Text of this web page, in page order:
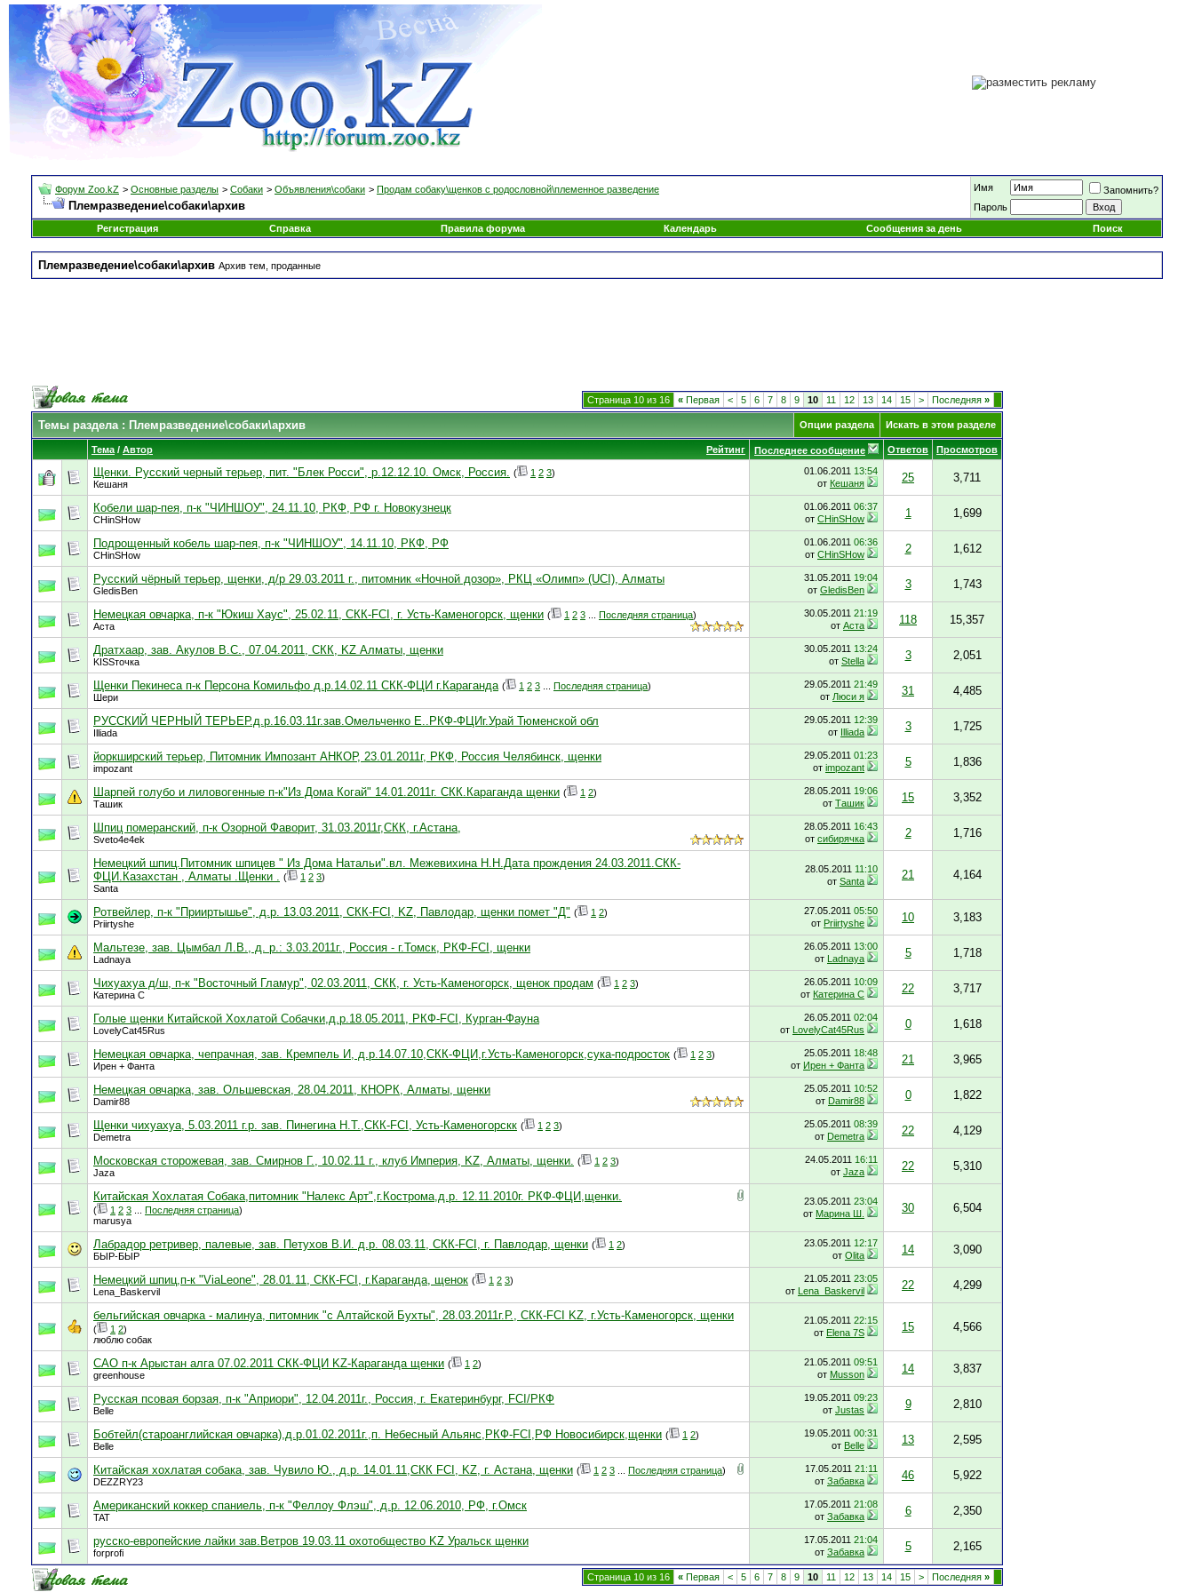
Форум Zoo.kZ > Основные разделы > Собаки > Объявления\собаки > Продам собаку\щенков с родословной\племенное разведение
Племразведение\собаки\архив
Имя
Запомнить?
Пароль
Регистрация
Справка Правила форума Календарь Сообщения за день Поиск
Племразведение\собаки\архив Архив тем, проданные
Страница 10 из 16 « Первая < 5 6 7 8 9 10 11 12 13 14 15 > Последняя »
Темы раздела: Племразведение\собаки\архив Опции раздела Искать в этом разделе
Рейтинг
Тема / Автор Последнее сообщение Ответов Просмотров
Щенки. Русский черный терьер, пит. "Блек Росси", р.12.12.10. Омск, Россия. ( 1 2 3)
Кешаня
01.06.2011 13:54
от Кешаня 25 3,711
Кобели шар-пея, п-к "ЧИНШОУ", 24.11.10, РКФ, РФ г. Новокузнецк
CHinSHow
01.06.2011 06:37
от CHinSHow 1 1,699
Подрощенный кобель шар-пея, п-к "ЧИНШОУ", 14.11.10, РКФ, РФ
CHinSHow
01.06.2011 06:36
от CHinSHow 2 1,612
Русский чёрный терьер, щенки, д/р 29.03.2011 г., питомник «Ночной дозор», РКЦ «Олимп» (UCI), Алматы
GledisBen
31.05.2011 19:04
от GledisBen 3 1,743
Немецкая овчарка, п-к "Юкиш Хаус", 25.02.11, СКК-FCI, г. Усть-Каменогорск, щенки ( 1 2 3 Последняя страница)
Аста
30.05.2011 21:19
от Аста 118 15,357
Дратхаар, зав. Акулов В.С., 07.04.2011, СКК, KZ Алматы, щенки
KISSточка
30.05.2011 13:24
от Stella 3 2,051
Щенки Пекинеса п-к Персона Комильфо д.р.14.02.11 СКК-ФЦИ г.Караганда ( 1 2 3 Последняя страница)
Шери
29.05.2011 21:49
от Люси я 31 4,485
РУССКИЙ ЧЕРНЫЙ ТЕРЬЕР.д.р.16.03.11г.зав.Омельченко Е..РКФ-ФЦИг.Урай Тюменской обл
Illiada
29.05.2011 12:39
от Illiada 3 1,725
йоркширский терьер, Питомник Импозант АНКОР, 23.01.2011г, РКФ, Россия Челябинск, щенки
impozant
29.05.2011 01:23
от impozant 5 1,836
Шарпей голубо и лиловогенные п-к"Из Дома Когай" 14.01.2011г. СКК.Караганда щенки ( 1 2)
Ташик
28.05.2011 19:06
от Ташик 15 3,352
Шпиц померанский, п-к Озорной Фаворит, 31.03.2011г,СКК, г.Астана,
Sveto4e4ek
28.05.2011 16:43
от сибирячка 2 1,716
Немецкий шпиц.Питомник шпицев " Из Дома Натальи".вл. Межевихина Н.Н.Дата прождения 24.03.2011.СКК-
ФЦИ.Казахстан , Алматы .Щенки . ( 1 2 3)
Santa
28.05.2011 11:10
от Santa 21 4,164
Ротвейлер, п-к "Прииртышье", д.р. 13.03.2011, СКК-FCI, KZ, Павлодар, щенки помет "Д" ( 1 2)
Priirtyshe
27.05.2011 05:50
от Priirtyshe 10 3,183
Мальтезе, зав. Цымбал Л.В., д. р.: 3.03.2011г., Россия - г.Томск, РКФ-FCI, щенки
Ladnaya
26.05.2011 13:00
от Ladnaya 5 1,718
Чихуахуа д/ш, п-к "Восточный Гламур", 02.03.2011, СКК, г. Усть-Каменогорск, щенок продам ( 1 2 3)
Катерина С
26.05.2011 10:09
от Катерина С 22 3,717
Голые щенки Китайской Хохлатой Собачки,д.р.18.05.2011, РКФ-FCI, Курган-Фауна
LovelyCat45Rus
26.05.2011 02:04
от LovelyCat45Rus 0 1,618
Немецкая овчарка, чепрачная, зав. Кремпель И, д.р.14.07.10,СКК-ФЦИ,г.Усть-Каменогорск,сука-подросток ( 1 2 3)
Ирен + Фанта
25.05.2011 18:48
от Ирен + Фанта 21 3,965
Немецкая овчарка, зав. Ольшевская, 28.04.2011, КНОРК, Алматы, щенки
Damir88
25.05.2011 10:52
от Damir88 0 1,822
Щенки чихуахуа, 5.03.2011 г.р. зав. Пинегина Н.Т.,СКК-FCI, Усть-Каменогорскк ( 1 2 3)
Demetra
25.05.2011 08:39
от Demetra 22 4,129
Московская сторожевая, зав. Смирнов Г., 10.02.11 г., клуб Империя, KZ, Алматы, щенки. ( 1 2 3)
Jaza
24.05.2011 16:11
от Jaza 22 5,310
Китайская Хохлатая Собака,питомник "Налекс Арт",г.Кострома,д.р. 12.11.2010г. РКФ-ФЦИ,щенки.
( 1 2 3 Последняя страница)
marusya
23.05.2011 23:04
от Марина Ш. 30 6,504
Лабрадор ретривер, палевые, зав. Петухов В.И. д.р. 08.03.11, СКК-FCI, г. Павлодар, щенки ( 1 2)
БЫР-БЫР
23.05.2011 12:17
от Olita 14 3,090
Немецкий шпиц,п-к "ViaLeone", 28.01.11, СКК-FCI, г.Караганда, щенок ( 1 2 3)
Lena_Baskervil
21.05.2011 23:05
от Lena_Baskervil 22 4,299
бельгийская овчарка - малинуа, питомник "с Алтайской Бухты", 28.03.2011г.Р., СКК-FCI KZ, г.Усть-Каменогорск, щенки
( 1 2)
люблю собак
21.05.2011 22:15
от Elena 7S 15 4,566
САО п-к Арыстан алга 07.02.2011 СКК-ФЦИ KZ-Караганда щенки ( 1 2)
greenhouse
21.05.2011 09:51
от Musson 14 3,837
Русская псовая борзая, п-к "Априори", 12.04.2011г., Россия, г. Екатеринбург, FCI/РКФ
Belle
19.05.2011 09:23
от Justas 9 2,810
Бобтейл(староанглийская овчарка),д.р.01.02.2011г.,п. Небесный Альянс,РКФ-FCI,РФ Новосибирск,щенки ( 1 2)
Belle
19.05.2011 00:31
от Belle 13 2,595
Китайская хохлатая собака, зав. Чувило Ю., д.р. 14.01.11,СКК FCI, KZ, г. Астана, щенки ( 1 2 3 Последняя страница)
DEZZRY23
17.05.2011 21:11
от Забавка 46 5,922
Американский коккер спаниель, п-к "Феллоу Флэш", д.р. 12.06.2010, РФ, г.Омск
TAT
17.05.2011 21:08
от Забавка 6 2,350
русско-европейские лайки зав.Ветров 19.03.11 охотобщество KZ Уральск щенки
forprofi
17.05.2011 21:04
от Забавка 5 2,165
Страница 10 из 16 « Первая < 5 6 7 8 9 10 11 12 13 14 15 > Последняя »